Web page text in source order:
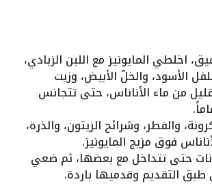
اخلطي المايونيز مع اللبن الزبادي،
الأسود، والخلّ الأبيض، وزيت
من ماء الأناناس، حتى تتجانس
والفطر، وشرائح الزيتون، والذرة،
فوق مزيج المايونيز.
حتى تتداخل مع بعضها، ثم ضعي
التقديم وقدميها باردة.